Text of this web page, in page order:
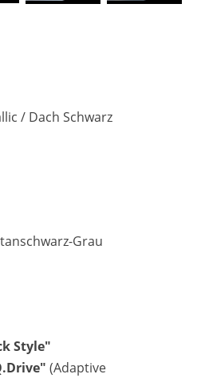
/ Dach Schwarz
Grau
Style"
(Adaptive